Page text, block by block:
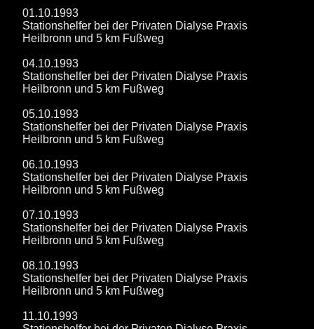
01.10.1993
Stationshelfer bei der Privaten Dialyse Praxis
Heilbronn und 5 km Fußweg
04.10.1993
Stationshelfer bei der Privaten Dialyse Praxis
Heilbronn und 5 km Fußweg
05.10.1993
Stationshelfer bei der Privaten Dialyse Praxis
Heilbronn und 5 km Fußweg
06.10.1993
Stationshelfer bei der Privaten Dialyse Praxis
Heilbronn und 5 km Fußweg
07.10.1993
Stationshelfer bei der Privaten Dialyse Praxis
Heilbronn und 5 km Fußweg
08.10.1993
Stationshelfer bei der Privaten Dialyse Praxis
Heilbronn und 5 km Fußweg
11.10.1993